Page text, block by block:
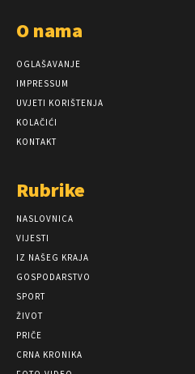
O nama
OGLAŠAVANJE
IMPRESSUM
UVJETI KORIŠTENJA
KOLAČIĆI
KONTAKT
Rubrike
NASLOVNICA
VIJESTI
IZ NAŠEG KRAJA
GOSPODARSTVO
SPORT
ŽIVOT
PRIČE
CRNA KRONIKA